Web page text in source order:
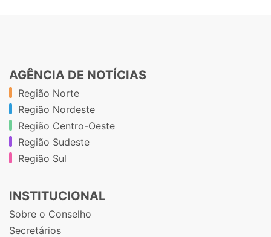
AGÊNCIA DE NOTÍCIAS
Região Norte
Região Nordeste
Região Centro-Oeste
Região Sudeste
Região Sul
INSTITUCIONAL
Sobre o Conselho
Secretários